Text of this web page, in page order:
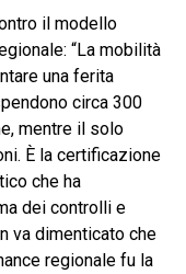
il modello
“La mobilità
una ferita
circa 300
mentre il solo
È la certificazione
che ha
dei controlli e
va dimenticato che
regionale fu la